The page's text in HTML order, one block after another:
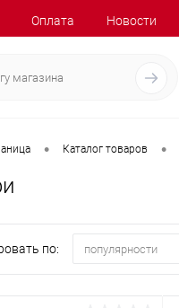
Оплата Новости
• Каталог товаров •
по: популярности